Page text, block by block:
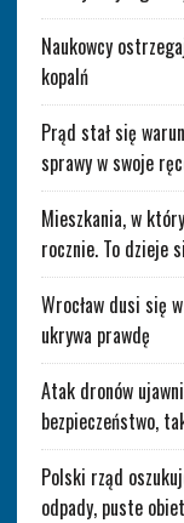
Naukowcy
kopalń
Prąd stał się
sprawy w swoje
Mieszkania, w
rocznie. To dzieje
Wrocław dusi się
ukrywa prawdę
Atak dronów
bezpieczeństwo,
Polski rząd
odpady, puste